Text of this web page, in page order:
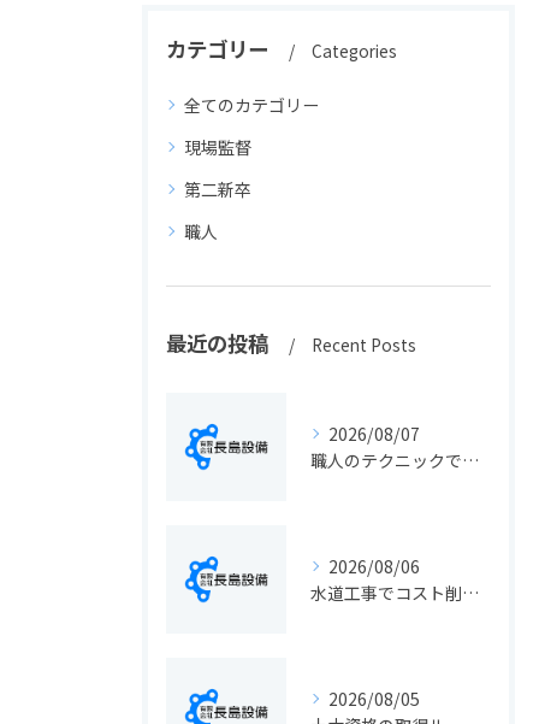
カテゴリー Categories
全てのカテゴリー
現場監督
第二新卒
職人
最近の投稿 Recent Posts
2026/08/07
職人のテクニックで出会う静岡県静岡市の伝統工芸と学びの魅力徹底解説
2026/08/06
水道工事でコスト削減を実現する静岡県静岡市の手続きと費用見直しポイント
2026/08/05